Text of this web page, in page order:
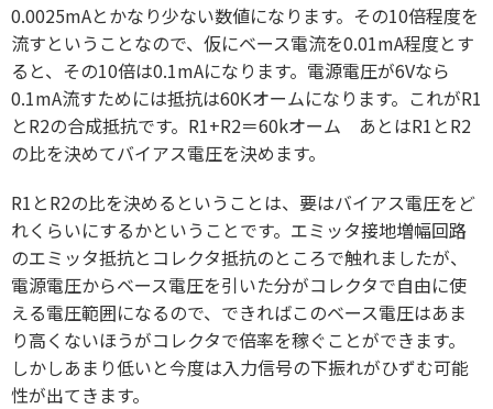
0.0025mAとかなり少ない数値になります。その10倍程度を
流すということなので、仮にベース電流を0.01mA程度とす
ると、その10倍は0.1mAになります。電源電圧が6Vなら
0.1mA流すためには抵抗は60Kオームになります。これがR1
とR2の合成抵抗です。R1+R2＝60kオーム あとはR1とR2
の比を決めてバイアス電圧を決めます。
R1とR2の比を決めるということは、要はバイアス電圧をど
れくらいにするかということです。エミッタ接地増幅回路
のエミッタ抵抗とコレクタ抵抗のところで触れましたが、
電源電圧からベース電圧を引いた分がコレクタで自由に使
える電圧範囲になるので、できればこのベース電圧はあま
り高くないほうがコレクタで倍率を稼ぐことができます。
しかしあまり低いと今度は入力信号の下振れがひずむ可能
性が出てきます。